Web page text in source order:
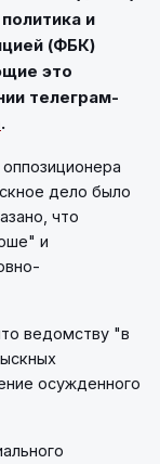
и
(ФБК)
это
телеграм-
.
дело было
что
и
ведомству "в
осужденного